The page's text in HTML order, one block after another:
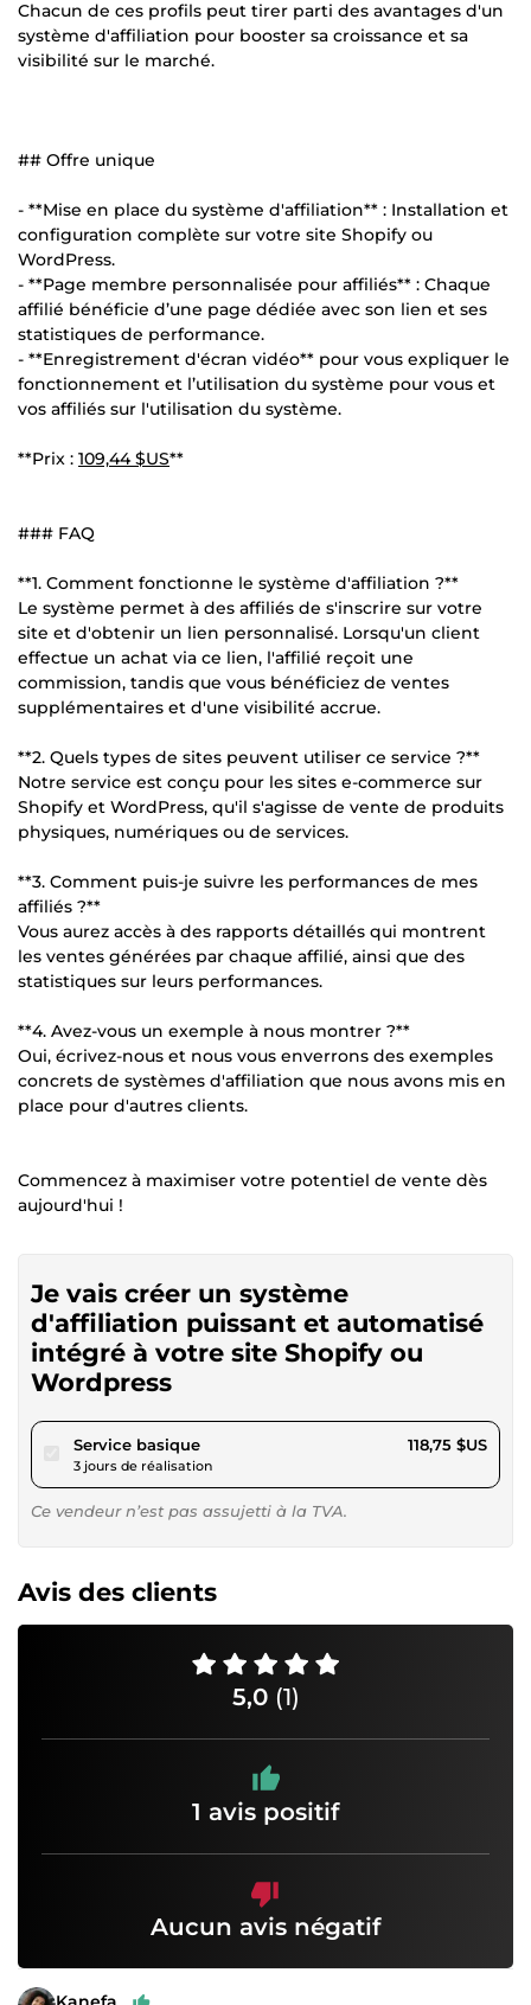
Chacun de ces profils peut tirer parti des avantages d'un
système d'affiliation pour booster sa croissance et sa
visibilité sur le marché.
## Offre unique
- **Mise en place du système d'affiliation** : Installation et
configuration complète sur votre site Shopify ou
WordPress.
- **Page membre personnalisée pour affiliés** : Chaque
affilié bénéficie d’une page dédiée avec son lien et ses
statistiques de performance.
- **Enregistrement d'écran vidéo** pour vous expliquer le
fonctionnement et l’utilisation du système pour vous et
vos affiliés sur l'utilisation du système.
**Prix : 109,44 $US**
### FAQ
**1. Comment fonctionne le système d'affiliation ?**
Le système permet à des affiliés de s'inscrire sur votre
site et d'obtenir un lien personnalisé. Lorsqu'un client
effectue un achat via ce lien, l'affilié reçoit une
commission, tandis que vous bénéficiez de ventes
supplémentaires et d'une visibilité accrue.
**2. Quels types de sites peuvent utiliser ce service ?**
Notre service est conçu pour les sites e-commerce sur
Shopify et WordPress, qu'il s'agisse de vente de produits
physiques, numériques ou de services.
**3. Comment puis-je suivre les performances de mes
affiliés ?**
Vous aurez accès à des rapports détaillés qui montrent
les ventes générées par chaque affilié, ainsi que des
statistiques sur leurs performances.
**4. Avez-vous un exemple à nous montrer ?**
Oui, écrivez-nous et nous vous enverrons des exemples
concrets de systèmes d'affiliation que nous avons mis en
place pour d'autres clients.
Commencez à maximiser votre potentiel de vente dès
aujourd'hui !
Je vais créer un système
d'affiliation puissant et automatisé
intégré à votre site Shopify ou
Wordpress
Service basiquepour 109,44 $US
3 jours de réalisation
118,75 $US
Ce vendeur n’est pas assujetti à la TVA.
Avis des clients
5,0 (1)
1 avis positif
Aucun avis négatif